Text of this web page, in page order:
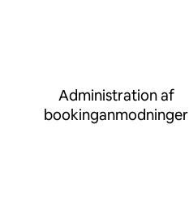
Administration af
bookinganmodninger